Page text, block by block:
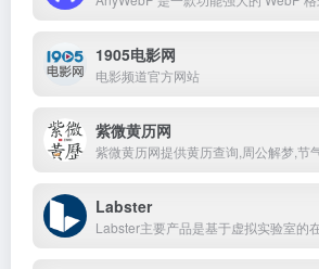
1905电影网
电影频道官方网站
紫微黄历网
Labster